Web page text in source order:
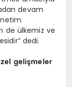
devam
de ülkemiz ve
dedi.
gelişmeler